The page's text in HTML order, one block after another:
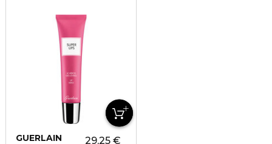
GUERLAIN
29,25 €